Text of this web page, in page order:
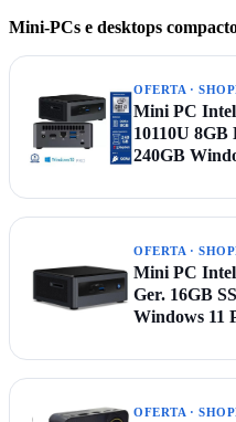
Mini-PCs e desktops
OFERTA ·
Mini PC
10110U 8GB
240GB
OFERTA ·
Mini PC Intel
Ger. 16GB
Windows 11
OFERTA ·